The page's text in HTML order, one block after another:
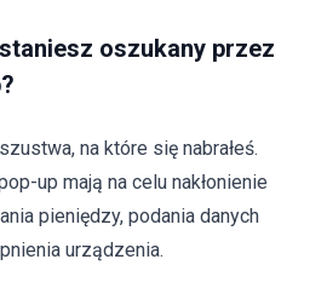
oszukany przez
na które się nabrałeś.
up mają na celu nakłonienie
pieniędzy, podania danych
urządzenia.